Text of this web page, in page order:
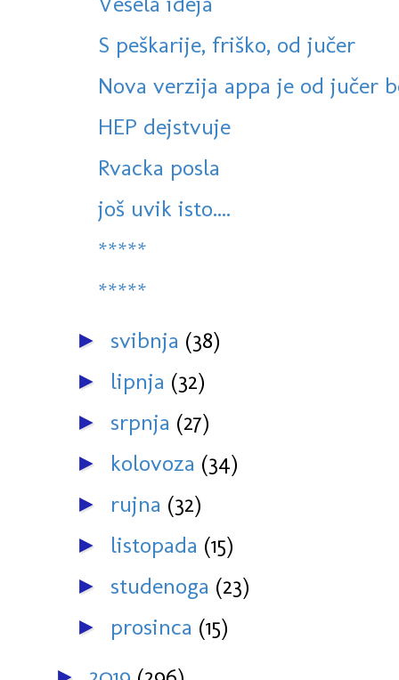
S peškarije, friško, od jučer
Nova verzija appa je od jučer
HEP dejstvuje
Rvacka posla
još uvik isto....
*****
*****
► svibnja (38)
► lipnja (32)
► srpnja (27)
► kolovoza (34)
► rujna (32)
► listopada (15)
► studenoga (23)
► prosinca (15)